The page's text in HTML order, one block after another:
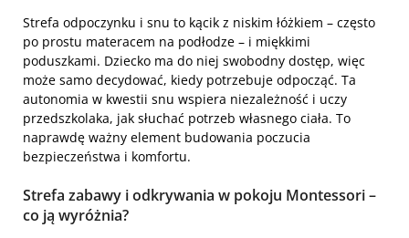
Strefa odpoczynku i snu to kącik z niskim łóżkiem – często
po prostu materacem na podłodze – i miękkimi
poduszkami. Dziecko ma do niej swobodny dostęp, więc
może samo decydować, kiedy potrzebuje odpocząć. Ta
autonomia w kwestii snu wspiera niezależność i uczy
przedszkolaka, jak słuchać potrzeb własnego ciała. To
naprawdę ważny element budowania poczucia
bezpieczeństwa i komfortu.
Strefa zabawy i odkrywania w pokoju Montessori –
co ją wyróżnia?